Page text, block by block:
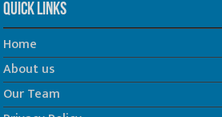
Quick Links
Home
About us
Our Team